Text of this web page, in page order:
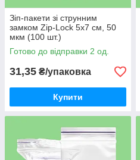
Зіп-пакети зі струнним
замком Zip-Lock 5х7 см, 50
мкм (100 шт.)
Готово до відправки 2 од.
31,35 ₴/упаковка
Купити